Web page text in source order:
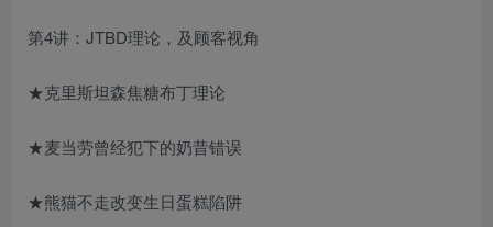
第4讲：JTBD理论，及顾客视角
★克里斯坦森焦糖布丁理论
★麦当劳曾经犯下的奶昔错误
★熊猫不走改变生日蛋糕陷阱